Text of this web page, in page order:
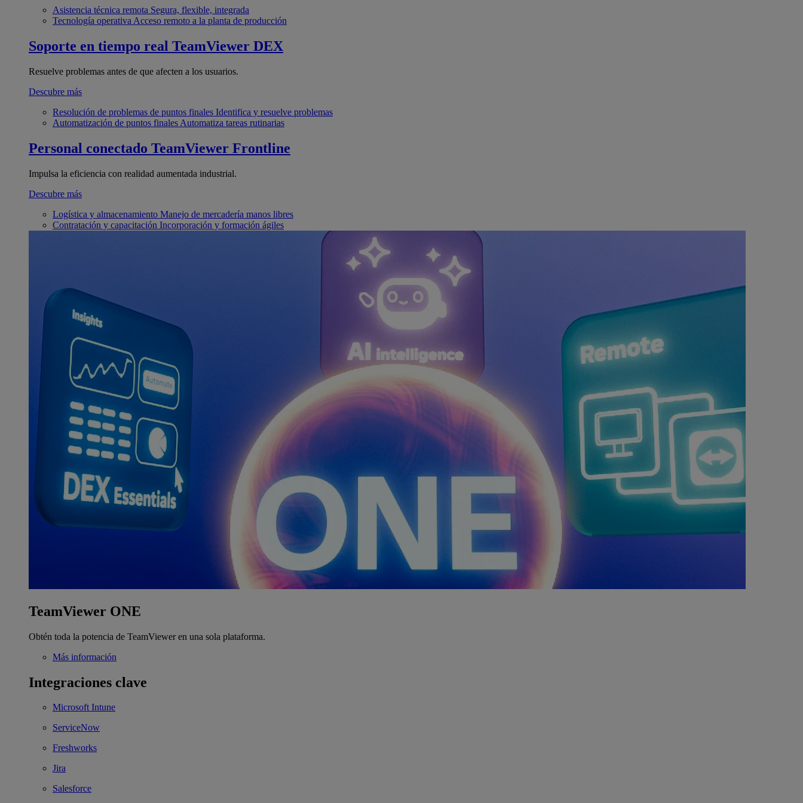
Asistencia técnica remota Segura, flexible, integrada
Tecnología operativa Acceso remoto a la planta de producción
Soporte en tiempo real TeamViewer DEX
Resuelve problemas antes de que afecten a los usuarios.
Descubre más
Resolución de problemas de puntos finales Identifica y resuelve problemas
Automatización de puntos finales Automatiza tareas rutinarias
Personal conectado TeamViewer Frontline
Impulsa la eficiencia con realidad aumentada industrial.
Descubre más
Logística y almacenamiento Manejo de mercadería manos libres
Contratación y capacitación Incorporación y formación ágiles
TeamViewer ONE
Obtén toda la potencia de TeamViewer en una sola plataforma.
Más información
Integraciones clave
Microsoft Intune
ServiceNow
Freshworks
Jira
Salesforce